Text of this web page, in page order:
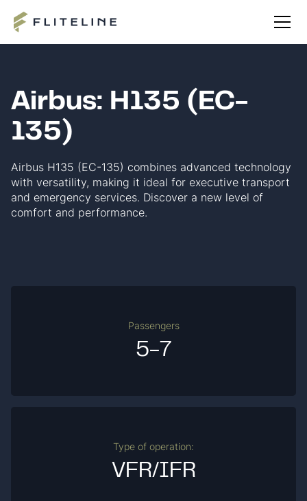
Airbus: H135 (EC-
135)
Airbus H135 (EC-135) combines advanced technology
with versatility, making it ideal for executive transport
and emergency services. Discover a new level of
comfort and performance.
Passengers
5-7
Type of operation:
VFR/IFR